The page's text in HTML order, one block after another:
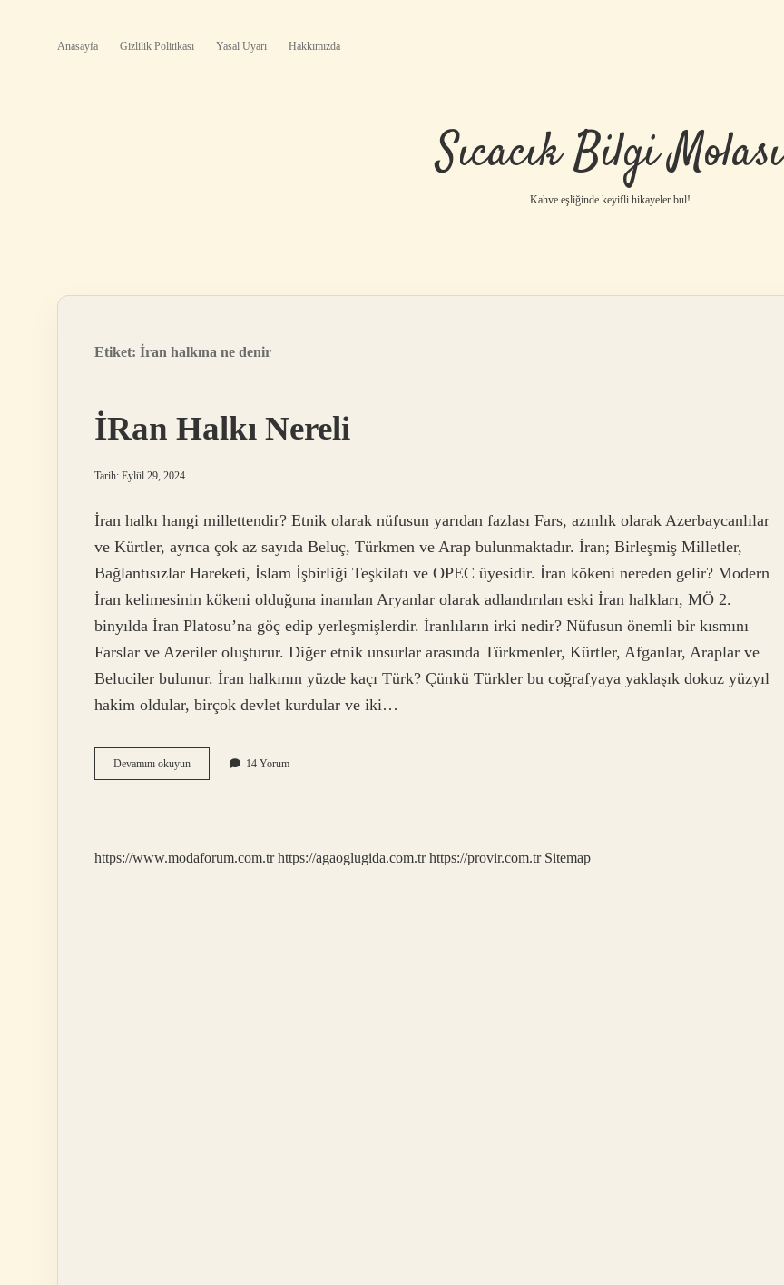
Anasayfa Gizlilik Politikası Yasal Uyarı Hakkımızda
Sıcacık Bilgi Molası
Kahve eşliğinde keyifli hikayeler bul!
Etiket: İran halkına ne denir
İRan Halkı Nereli
Tarih: Eylül 29, 2024
İran halkı hangi millettendir? Etnik olarak nüfusun yarıdan fazlası Fars, azınlık olarak Azerbaycanlılar
ve Kürtler, ayrıca çok az sayıda Beluç, Türkmen ve Arap bulunmaktadır. İran; Birleşmiş Milletler,
Bağlantısızlar Hareketi, İslam İşbirliği Teşkilatı ve OPEC üyesidir. İran kökeni nereden gelir? Modern
İran kelimesinin kökeni olduğuna inanılan Aryanlar olarak adlandırılan eski İran halkları, MÖ 2.
binyılda İran Platosu’na göç edip yerleşmişlerdir. İranlıların irki nedir? Nüfusun önemli bir kısmını
Farslar ve Azeriler oluşturur. Diğer etnik unsurlar arasında Türkmenler, Kürtler, Afganlar, Araplar ve
Beluciler bulunur. İran halkının yüzde kaçı Türk? Çünkü Türkler bu coğrafyaya yaklaşık dokuz yüzyıl
hakim oldular, birçok devlet kurdular ve iki…
Devamını okuyunİRan
Halkı
14 Yorum
https://www.modaforum.com.tr https://agaoglugida.com.tr https://provir.com.tr Sitemap